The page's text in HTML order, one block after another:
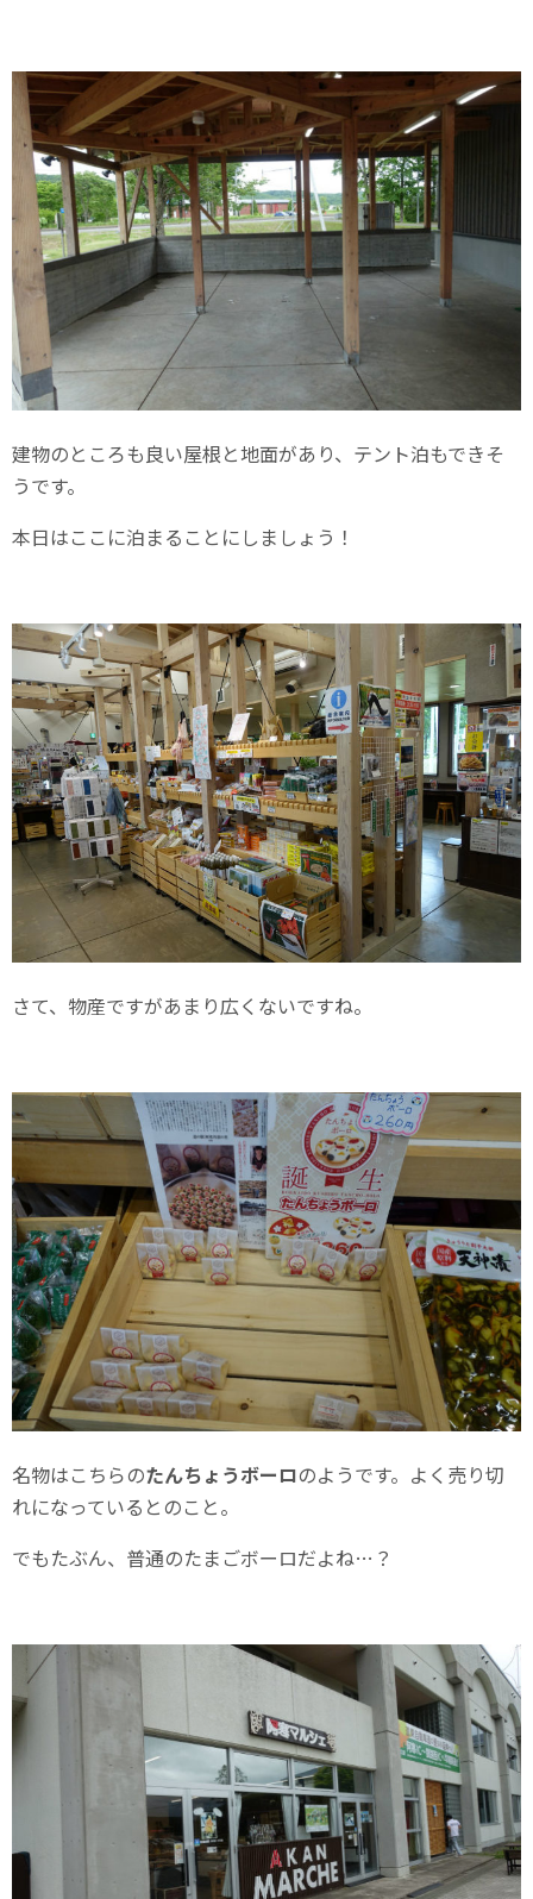
建物のところも良い屋根と地面があり、テント泊もできそ
うです。
本日はここに泊まることにしましょう！
さて、物産ですがあまり広くないですね。
名物はこちらのたんちょうボーロのようです。よく売り切
れになっているとのこと。
でもたぶん、普通のたまごボーロだよね…？